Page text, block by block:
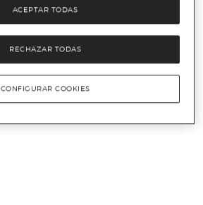
RECHAZAR TODAS
ACEPTAR TODAS
CONFIGURAR COOKIES